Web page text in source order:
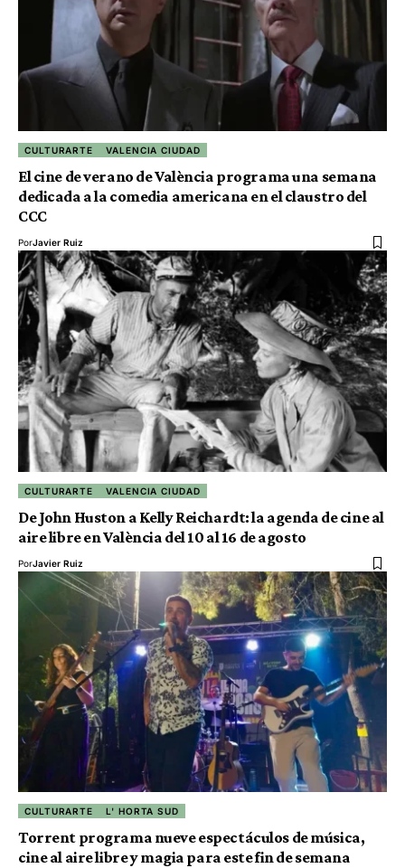
CULTURARTE VALENCIA CIUDAD
El cine de verano de València programa una semana
dedicada a la comedia americana en el claustro del
CCC
PorJavier Ruiz
CULTURARTE VALENCIA CIUDAD
De John Huston a Kelly Reichardt: la agenda de cine al
aire libre en València del 10 al 16 de agosto
PorJavier Ruiz
CULTURARTE L' HORTA SUD
Torrent programa nueve espectáculos de música,
cine al aire libre y magia para este fin de semana